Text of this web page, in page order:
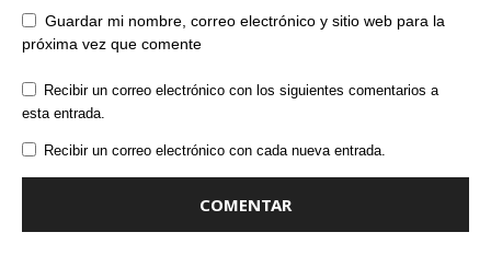
Guardar mi nombre, correo electrónico y sitio web para la
próxima vez que comente
Recibir un correo electrónico con los siguientes comentarios a
esta entrada.
Recibir un correo electrónico con cada nueva entrada.